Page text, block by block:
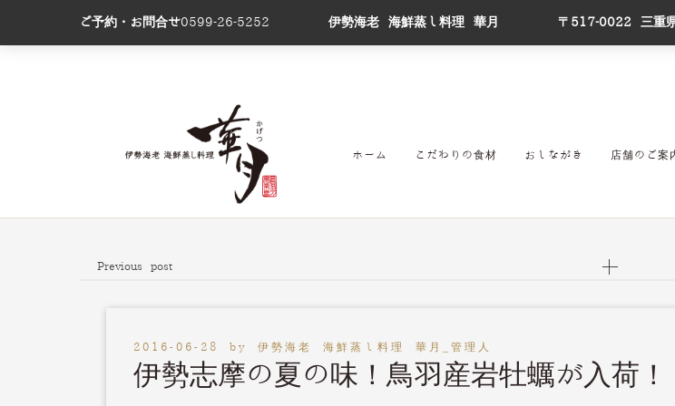
ご予約・お問合せ0599-26-5252 伊勢海老 海鮮蒸し料理 華月 〒517-0022 三重
ホーム こだわりの食材 おしながき 店舗のご案
Previous post
2016-06-28 by 伊勢海老 海鮮蒸し料理 華月_管理人
伊勢志摩の夏の味！鳥羽産岩牡蠣が入荷！